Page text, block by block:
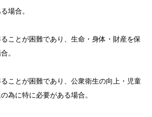
場合。
ことが困難であり、生命・身体・財産を保
。
ことが困難であり、公衆衛生の向上・児童
為に特に必要がある場合。